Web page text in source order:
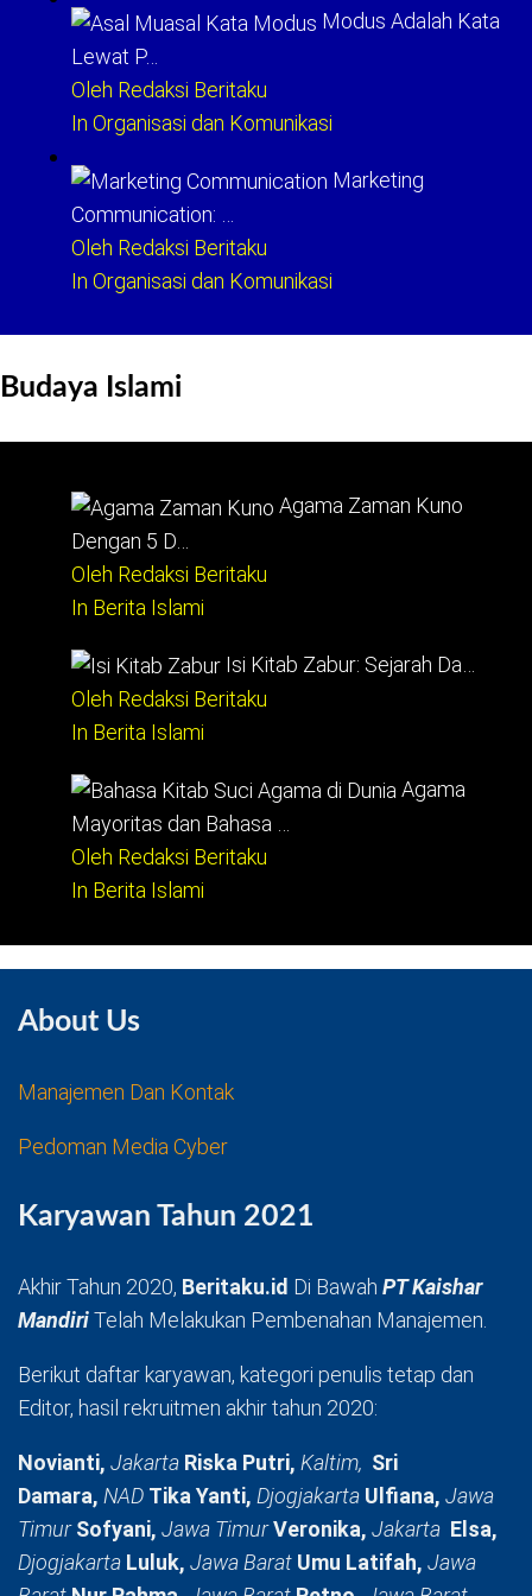
Modus Adalah Kata
Lewat P…
Oleh Redaksi Beritaku
In Organisasi dan Komunikasi
Marketing
Communication: …
Oleh Redaksi Beritaku
In Organisasi dan Komunikasi
Budaya Islami
Agama Zaman Kuno
Dengan 5 D…
Oleh Redaksi Beritaku
In Berita Islami
Isi Kitab Zabur: Sejarah Da…
Oleh Redaksi Beritaku
In Berita Islami
Agama
Mayoritas dan Bahasa …
Oleh Redaksi Beritaku
In Berita Islami
About Us
Manajemen Dan Kontak
Pedoman Media Cyber
Karyawan Tahun 2021
Akhir Tahun 2020, Beritaku.id Di Bawah PT Kaishar
MandiriTelah Melakukan Pembenahan Manajemen.
Berikut daftar karyawan, kategori penulis tetap dan
Editor, hasil rekruitmen akhir tahun 2020:
Novianti, Jakarta Riska Putri, Kaltim, Sri
Damara, NAD Tika Yanti, Djogjakarta Ulfiana, Jawa
TimurSofyani, Jawa TimurVeronika, Jakarta Elsa,
Djogjakarta Luluk, Jawa Barat Umu Latifah, Jawa